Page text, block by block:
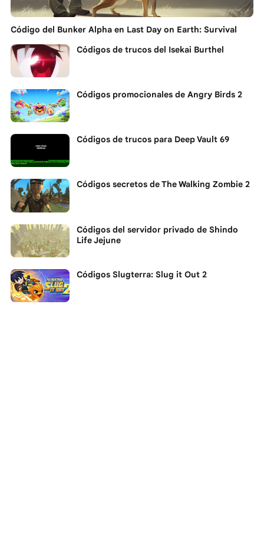
Código del Bunker Alpha en Last Day on Earth: Survival
Códigos de trucos del Isekai Burthel
Códigos promocionales de Angry Birds 2
Códigos de trucos para Deep Vault 69
Códigos secretos de The Walking Zombie 2
Códigos del servidor privado de Shindo
Life Jejune
Códigos Slugterra: Slug it Out 2